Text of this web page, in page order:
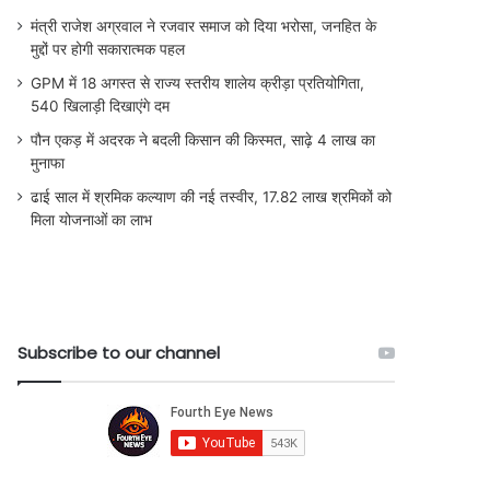
मंत्री राजेश अग्रवाल ने रजवार समाज को दिया भरोसा, जनहित के
मुद्दों पर होगी सकारात्मक पहल
GPM में 18 अगस्त से राज्य स्तरीय शालेय क्रीड़ा प्रतियोगिता,
540 खिलाड़ी दिखाएंगे दम
पौन एकड़ में अदरक ने बदली किसान की किस्मत, साढ़े 4 लाख का
मुनाफा
ढाई साल में श्रमिक कल्याण की नई तस्वीर, 17.82 लाख श्रमिकों को
मिला योजनाओं का लाभ
Subscribe to our channel